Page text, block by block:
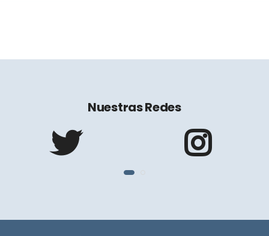
Nuestras Redes